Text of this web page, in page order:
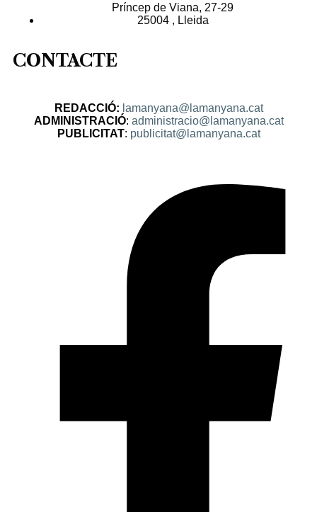
Príncep de Viana, 27-29
25004 , Lleida
CONTACTE
REDACCIÓ: lamanyana@lamanyana.cat
ADMINISTRACIÓ: administracio@lamanyana.cat
PUBLICITAT: publicitat@lamanyana.cat